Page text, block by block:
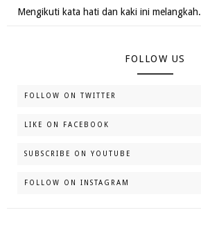
Mengikuti kata hati dan kaki ini melangkah.
FOLLOW US
FOLLOW ON TWITTER
LIKE ON FACEBOOK
SUBSCRIBE ON YOUTUBE
FOLLOW ON INSTAGRAM